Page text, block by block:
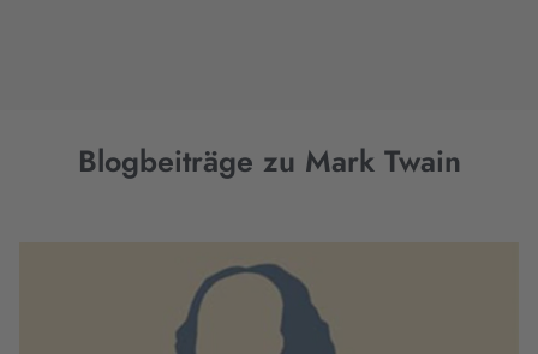
Blogbeiträge zu Mark Twain